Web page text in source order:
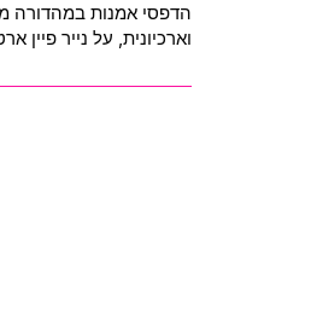
הדפסי אמנות במהדורה
וארכיונית, על נייר פיין